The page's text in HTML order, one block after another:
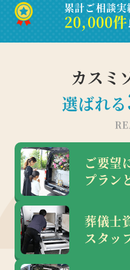
累計ご相談実
20,000件
カスミ
選ばれる
ご要望
プラン
葬儀士
スタッ